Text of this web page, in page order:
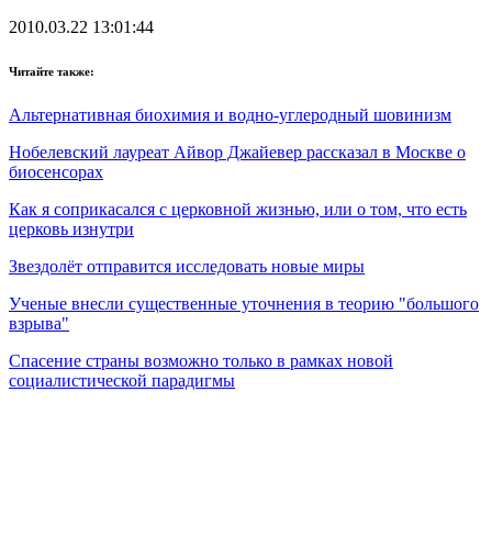
2010.03.22 13:01:44
Читайте также:
Альтернативная биохимия и водно-углеродный шовинизм
Нобелевский лауреат Айвор Джайевер рассказал в Москве о
биосенсорах
Как я соприкасался с церковной жизнью, или о том, что есть
церковь изнутри
Звездолёт отправится исследовать новые миры
Ученые внесли существенные уточнения в теорию "большого
взрыва"
Спасение страны возможно только в рамках новой
социалистической парадигмы